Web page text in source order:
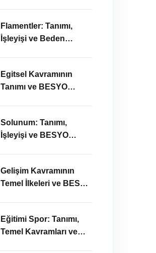
Flamentler: Tanımı,
İşleyişi ve Beden
Egitsel Kavramının
Tanımı ve BESYO
Solunum: Tanımı,
İşleyişi ve BESYO
Gelişim Kavramının
Temel İlkeleri ve BESYO
Eğitimi Spor: Tanımı,
Temel Kavramları ve